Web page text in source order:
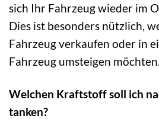
sich Ihr Fahrzeug wieder im
Dies ist besonders nützlich,
Fahrzeug verkaufen oder in
Fahrzeug umsteigen möchten.
Welchen Kraftstoff soll ich
tanken?